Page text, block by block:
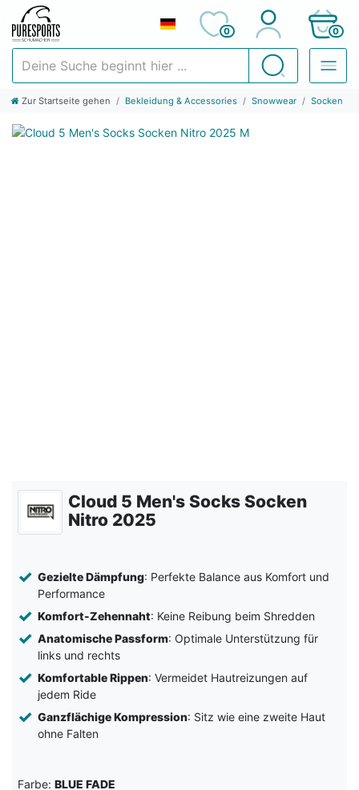
Suchen
0 0
Zur Startseite gehen Bekleidung & Accessories Snowwear Socken
Cloud 5 Men's Socks Socken
Nitro 2025
Gezielte Dämpfung: Perfekte Balance aus Komfort und
Performance
Komfort-Zehennaht: Keine Reibung beim Shredden
Anatomische Passform: Optimale Unterstützung für
links und rechts
Komfortable Rippen: Vermeidet Hautreizungen auf
jedem Ride
Ganzflächige Kompression: Sitz wie eine zweite Haut
ohne Falten
Farbe: BLUE FADE